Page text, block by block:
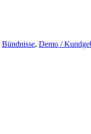
Bündnisse, Demo /